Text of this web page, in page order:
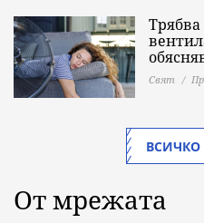
Свят
ВСИЧКО
От мрежата